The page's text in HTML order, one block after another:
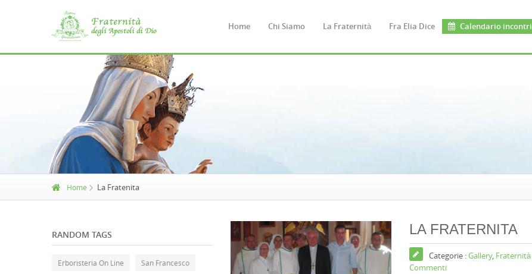
Home Chi Siamo La Fraternità Fra Elia Dice Calendario incontri
Home La Fratenita
LA FRATERNITA
Categorie :Gallery, Fraternità
Commenti
RANDOM TAGS
Erboristeria On Line San Francesco